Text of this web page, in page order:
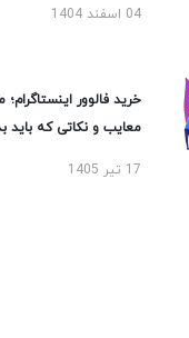
04 اسفند 1404
خرید فالوور اینستاگرام؛
معایب و نکاتی که باید
17 تیر 1405